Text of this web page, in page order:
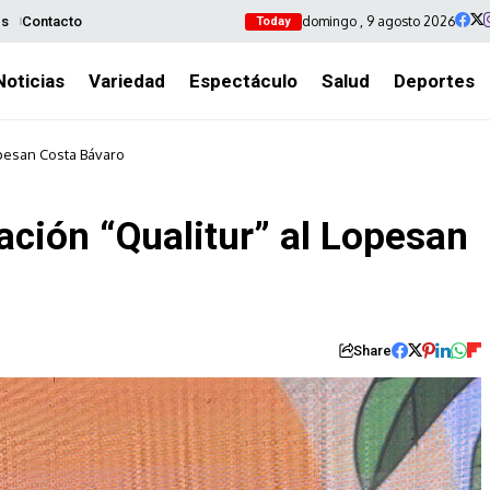
Contacto Today domingo , 9 agosto 2026
Variedad Espectáculo Salud Deportes
Costa Bávaro
“Qualitur” al Lopesan
Share